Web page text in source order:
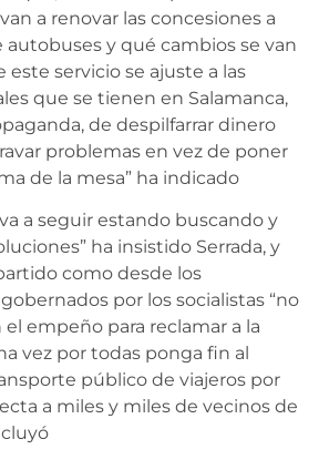
a renovar las concesiones a
autobuses y qué cambios se van
este servicio se ajuste a las
que se tienen en Salamanca,
de despilfarrar dinero
problemas en vez de poner
de la mesa” ha indicado
va a seguir estando buscando y
ha insistido Serrada, y
como desde los
por los socialistas “no
el empeño para reclamar a la
vez por todas ponga fin al
público de viajeros por
a miles y miles de vecinos de